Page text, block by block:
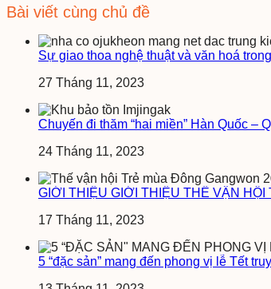
Bài viết cùng chủ đề
Sự giao thoa nghệ thuật và văn hoá
27 Tháng 11, 2023
Chuyến đi thăm “hai miền” Hàn Quốc –
24 Tháng 11, 2023
GIỚI THIỆU GIỚI THIỆU THẾ VẬN
17 Tháng 11, 2023
5 “đặc sản” mang đến phong vị lễ Tết